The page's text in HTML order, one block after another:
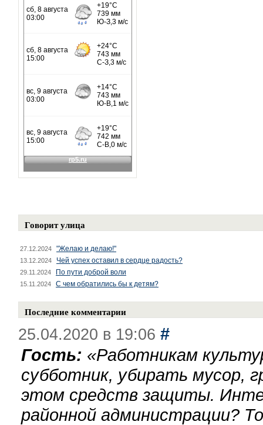
Говорит улица
27.12.2024 "Желаю и делаю!"
13.12.2024 Чей успех оставил в сердце радость?
29.11.2024 По пути доброй воли
15.11.2024 С чем обратились бы к детям?
Последние комментарии
25.04.2020 в 19:06 #
Гость: «Работникам
субботник, убирать мусор,
этом средств защиты.
районной администрации?